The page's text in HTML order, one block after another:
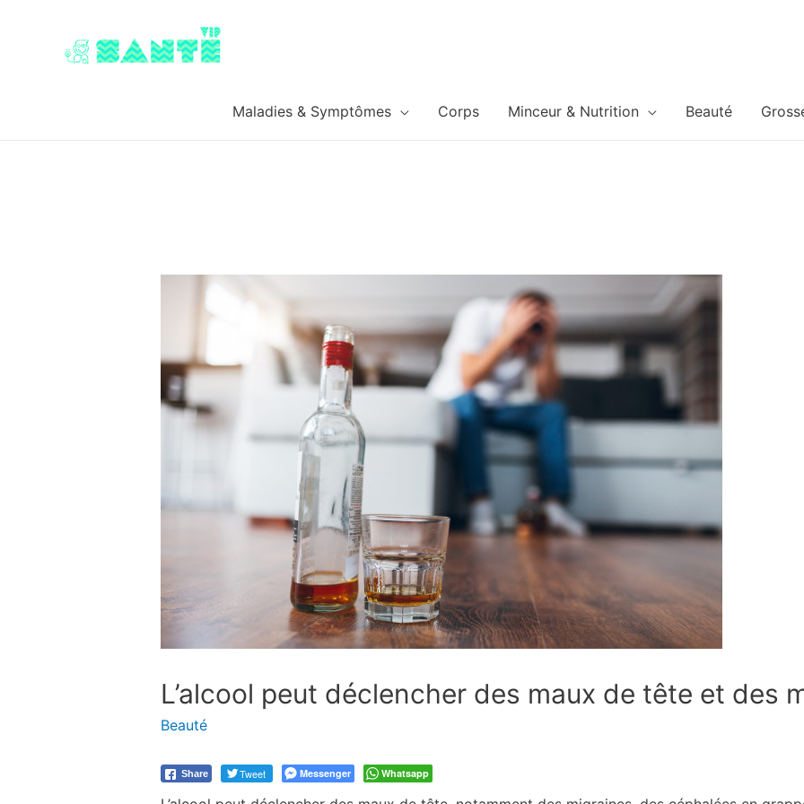
Maladies & Symptômes Corps Minceur & Nutrition Beauté
L’alcool peut déclencher des maux de tête et des
Beauté
Share Tweet Messenger Whatsapp